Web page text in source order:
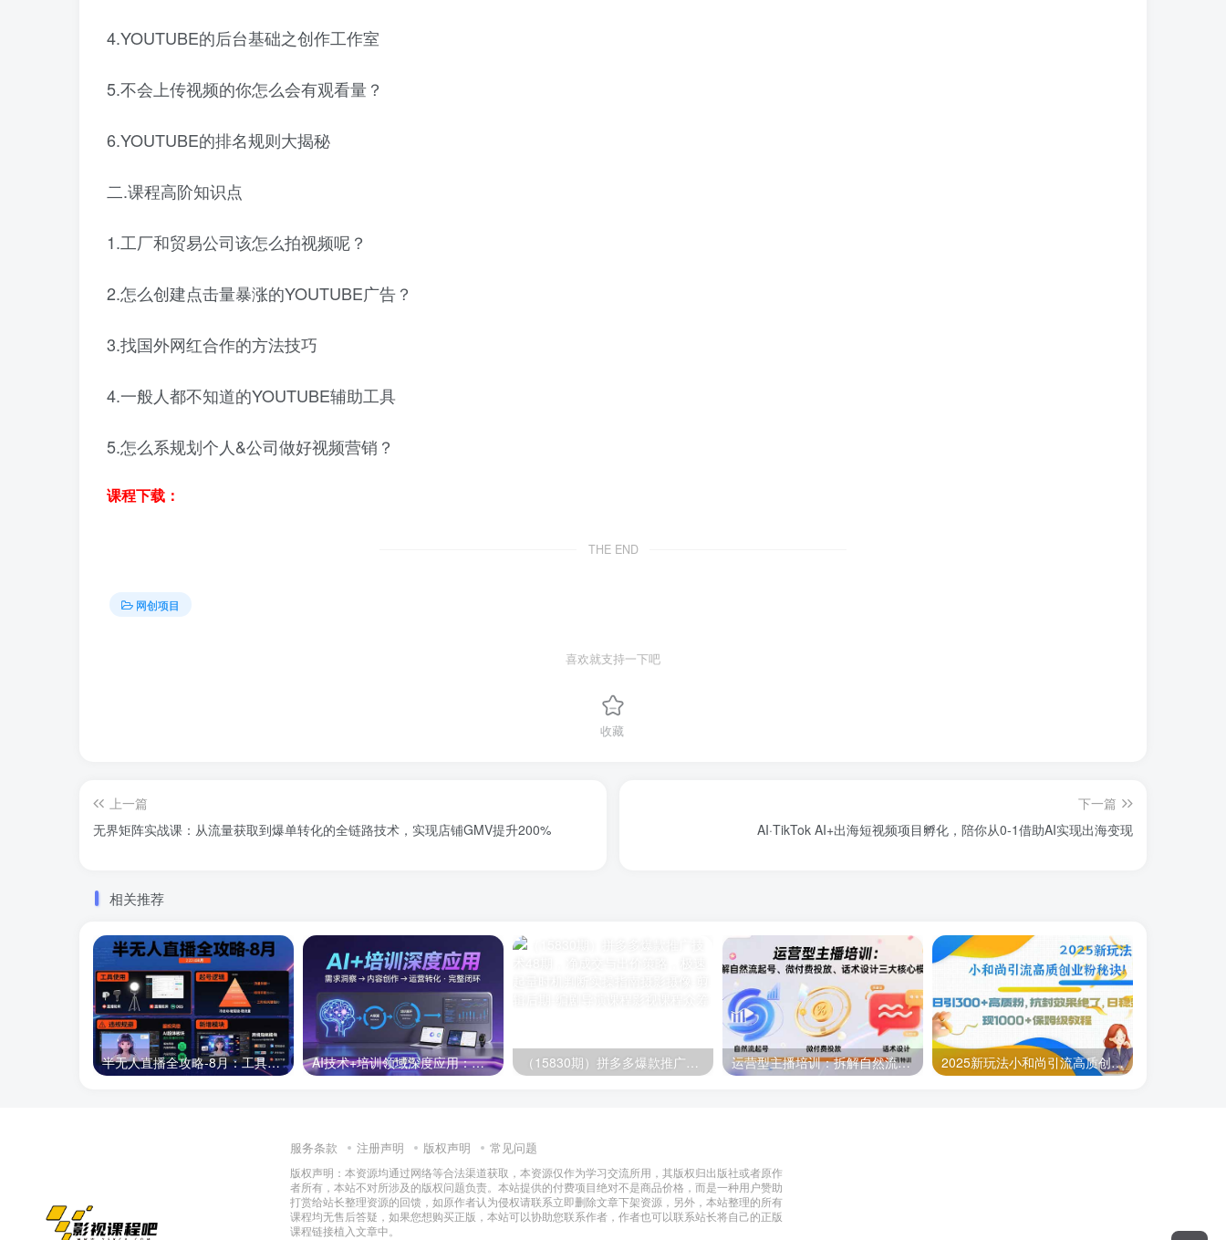
4.YOUTUBE的后台基础之创作工作室
5.不会上传视频的你怎么会有观看量？
6.YOUTUBE的排名规则大揭秘
二.课程高阶知识点
1.工厂和贸易公司该怎么拍视频呢？
2.怎么创建点击量暴涨的YOUTUBE广告？
3.找国外网红合作的方法技巧
4.一般人都不知道的YOUTUBE辅助工具
5.怎么系规划个人&公司做好视频营销？
课程下载：
THE END
网创项目
喜欢就支持一下吧
收藏
上一篇
无界矩阵实战课：从流量获取到爆单转化的全链路技术，实现店铺GMV提升200%
下一篇
AI·TikTok AI+出海短视频项目孵化，陪你从0-1借助AI实现出海变现
相关推荐
半无人直播全攻略-8月：工具使用+起号逻辑+违规规避,新增AI超体与跨境模块 AI技术+培训领域深度应用：需求洞察-内容创作-运营转化 的完整闭环 运营型主播培训：拆解自然流起号、微付费投放、话术设计三大核心模块-8月 2025新玩法小和尚引流高质创业粉秘诀！日引300+高质粉，抗封效果绝了，…
服务条款 注册声明 版权声明 常见问题
版权声明：本资源均通过网络等合法渠道获取，本资源仅作为学习交流所用，其版权归出版社或者原作
者所有，本站不对所涉及的版权问题负责。本站提供的付费项目绝对不是商品价格，而是一种用户赞助
打赏给站长整理资源的回馈，如原作者认为侵权请联系立即删除文章下架资源，另外，本站整理的所有
课程均无售后答疑，如果您想购买正版，本站可以协助您联系作者，作者也可以联系站长将自己的正版
课程链接植入文章中。